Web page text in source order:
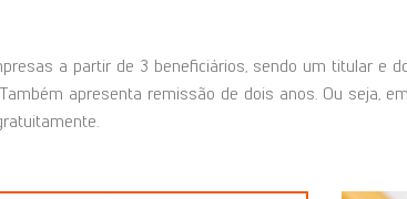
a partir de 3 beneficiários, sendo um titular e
apresenta remissão de dois anos. Ou seja,